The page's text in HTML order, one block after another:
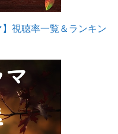
】視聴率一覧＆ランキン